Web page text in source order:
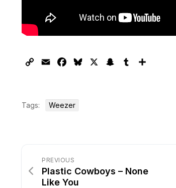
Copy Email FacebookBluesky Snapchat
Tumblr
Tags: Weezer
PREVIOUS
Plastic Cowboys – None
Like You